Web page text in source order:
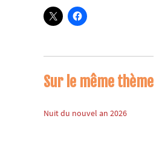
Sur le même thème
Nuit du nouvel an 2026